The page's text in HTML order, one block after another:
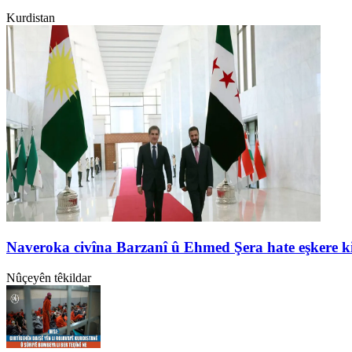
Kurdistan
Naveroka civîna Barzanî û Ehmed Şera hate eşkere
Nûçeyên têkildar